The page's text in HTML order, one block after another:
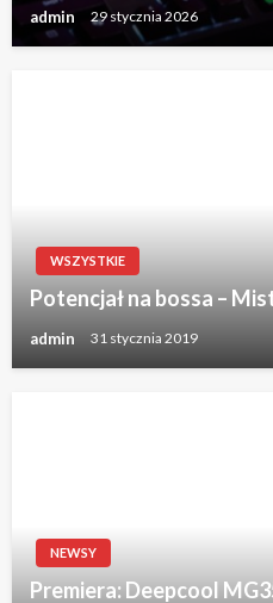
admin 29 stycznia 2026
WSZYSTKIE
Potencjał na bossa –
admin 31 stycznia 2019
NEWSY
Premiera: Deepcool